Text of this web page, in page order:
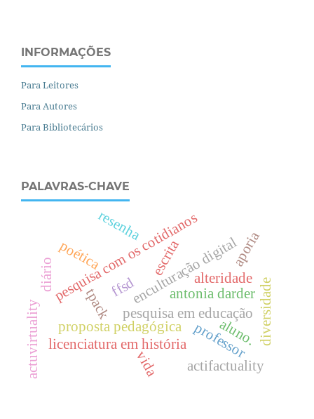
INFORMAÇÕES
Para Leitores
Para Autores
Para Bibliotecários
PALAVRAS-CHAVE
proposta pedagógica
enculturação digital
pesquisa em educação
escrita
pesquisa com os cotidianos
diversidade
tpack
alteridade
poética
ffsd
licenciatura em história
vida
professor
aluno.
antonia darder
resenha
diário
actuvirtuality actifactuality
aporia